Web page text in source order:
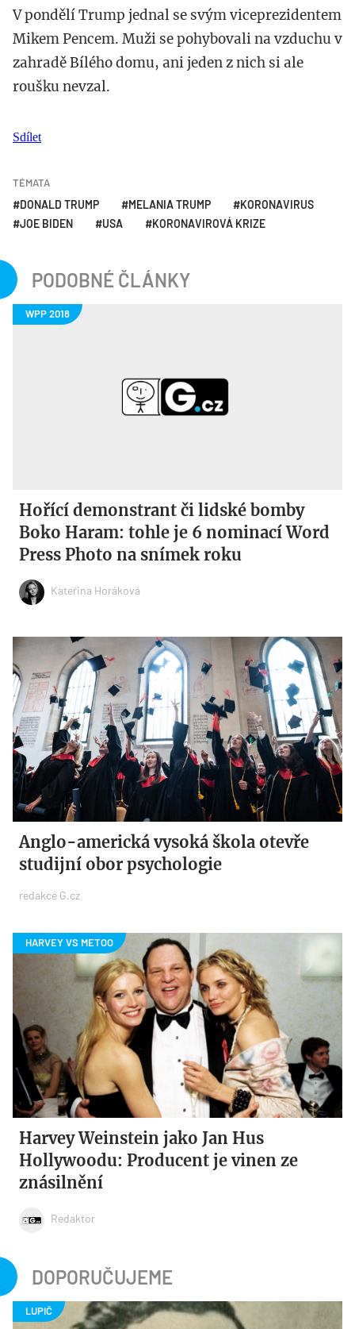
V pondělí Trump jednal se svým viceprezidentem
Mikem Pencem. Muži se pohybovali na vzduchu v
zahradě Bílého domu, ani jeden z nich si ale
roušku nevzal.
Sdílet
TÉMATA
DONALD TRUMP MELANIA TRUMP
KORONAVIRUS
JOE BIDEN
USA KORONAVIROVÁ KRIZE
PODOBNÉ ČLÁNKY
Hořící demonstrant či lidské bomby
Boko Haram: tohle je 6 nominací Word
Press Photo na snímek roku
Kateřina Horáková
Anglo-americká vysoká škola otevře
studijní obor psychologie
redakce G.cz
Harvey Weinstein jako Jan Hus
Hollywoodu: Producent je vinen ze
znásilnění
Redaktor
DOPORUČUJEME